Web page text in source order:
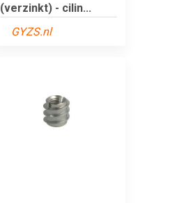
(verzinkt) - cilin...
GYZS.nl